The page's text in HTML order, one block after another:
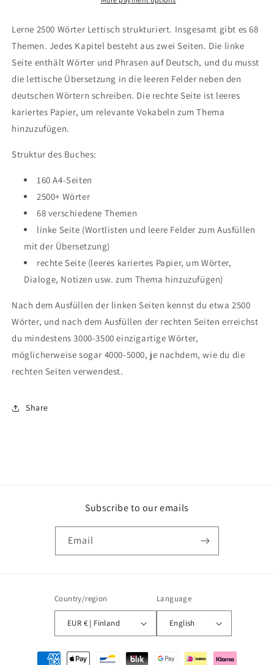
Lerne 2500 Wörter Lettisch strukturiert. Insgesamt gibt es 68
Themen. Jedes Kapitel besteht aus zwei Seiten. Die linke
Seite enthält Wörter und Phrasen auf Deutsch, und du musst
die lettische Übersetzung in die leeren Felder neben den
deutschen Wörtern schreiben. Die rechte Seite ist leeres
kariertes Papier, um relevante Vokabeln zum Thema
hinzuzufügen.
Struktur des Buches:
160 A4-Seiten
2500+ Wörter
68 verschiedene Themen
linke Seite (Wortlisten und leere Felder zum Ausfüllen
mit der Übersetzung)
rechte Seite (leeres kariertes Papier, um Wörter,
Dialoge, Notizen usw. zum Thema hinzuzufügen)
Nach dem Ausfüllen der linken Seiten kennst du etwa 2500
Wörter, und nach dem Ausfüllen der rechten Seiten erreichst
du mindestens 3000-3500 einzigartige Wörter,
möglicherweise sogar 4000-5000, je nachdem, wie du die
rechten Seiten verwendest.
Share
Subscribe to our emails
Email
Country/region
EUR € | Finland
Language
English
Payment